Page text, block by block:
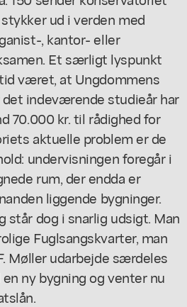
ud i verden med
, kantor- eller
Et særligt lyspunkt
været, at Ungdommens
indeværende studieår har
70.000 kr. til rådighed for
aktuelle problem er de
undervisningen foregår i
rum, der endda er
liggende bygninger.
står dog i snarlig udsigt. Man
Fuglsangskvarter, man
Møller udarbejde særdeles
ny bygning og venter nu